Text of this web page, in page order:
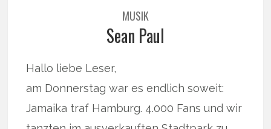
MUSIK
Sean Paul
Hallo liebe Leser,
am Donnerstag war es endlich soweit:
Jamaika traf Hamburg. 4.000 Fans und wir